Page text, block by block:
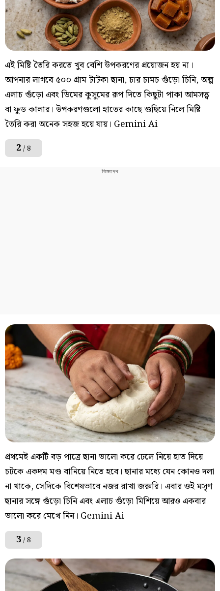
এই মিষ্টি তৈরি করতে খুব বেশি উপকরণের প্রয়োজন হয় না।
আপনার লাগবে ৫০০ গ্রাম টাটকা ছানা, চার চামচ গুঁড়ো চিনি, অল্প
এলাচ গুঁড়ো এবং ডিমের কুসুমের রূপ দিতে কিছুটা পাকা আমসত্ত্ব
বা ফুড কালার। উপকরণগুলো হাতের কাছে গুছিয়ে নিলে মিষ্টি
তৈরি করা অনেক সহজ হয়ে যায়। Gemini Ai
2 / 8
প্রথমেই একটি বড় পাত্রে ছানা ভালো করে ঢেলে নিয়ে হাত দিয়ে
চটকে একদম মণ্ড বানিয়ে নিতে হবে। ছানার মধ্যে যেন কোনও দলা
না থাকে, সেদিকে বিশেষভাবে নজর রাখা জরুরি। এবার ওই মসৃণ
ছানার সঙ্গে গুঁড়ো চিনি এবং এলাচ গুঁড়ো মিশিয়ে আরও একবার
ভালো করে মেখে নিন। Gemini Ai
3/ 8